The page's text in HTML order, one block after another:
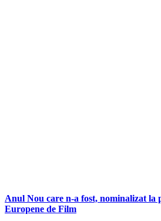
Anul Nou care n-a fost, nominalizat la
Europene de Film